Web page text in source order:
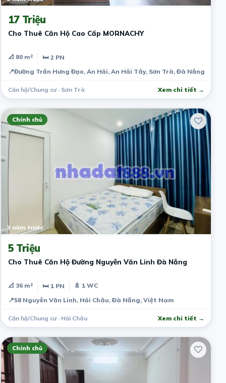
17 Triệu
Cho Thuê Căn Hộ Cao Cấp MORNACHY
📐 80 m²
🛏 2 PN
📍Đường Trần Hưng Đạo, An Hải, An Hải Tây, Sơn Trà, Đà Nẵng, Việt
Căn hộ/Chung cư · Sơn Trà Xem chi tiết →
Chính chủ
3 năm trước
5 Triệu
Cho Thuê Căn Hộ Đường Nguyễn Văn Linh Đà Nẵng
📐 36 m² 🛏 1 PN
🚿 1 WC
📍58 Nguyễn Văn Linh, Hải Châu, Đà Nẵng, Việt Nam
Căn hộ/Chung cư · Hải Châu Xem chi tiết →
Chính chủ